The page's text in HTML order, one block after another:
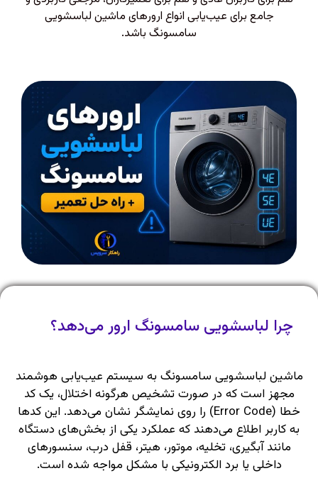
جامع برای عیب‌یابی انواع ارورهای ماشین لباسشویی
سامسونگ باشد.
چرا لباسشویی سامسونگ ارور می‌دهد؟
ماشین لباسشویی سامسونگ به سیستم عیب‌یابی هوشمند
مجهز است که در صورت تشخیص هرگونه اختلال، یک کد
خطا (Error Code) را روی نمایشگر نشان می‌دهد. این کدها
به کاربر اطلاع می‌دهند که عملکرد یکی از بخش‌های دستگاه
مانند آبگیری، تخلیه، موتور، هیتر، قفل درب، سنسورهای
داخلی یا برد الکترونیکی با مشکل مواجه شده است.